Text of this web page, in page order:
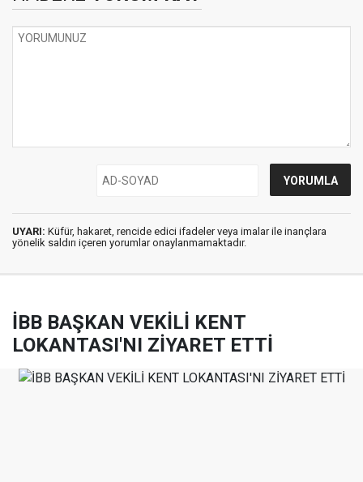
UYARI: Küfür, hakaret, rencide edici ifadeler veya imalar ile inançlara
yönelik saldırı içeren yorumlar onaylanmamaktadır.
İBB BAŞKAN VEKİLİ KENT
LOKANTASI'NI ZİYARET ETTİ